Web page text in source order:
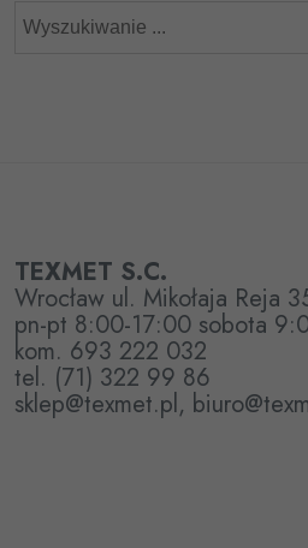
TEXMET S.C.
Wrocław ul. Mikołaja Reja
pn-pt 8:00-17:00 sobota
kom. 693 222 032
tel. (71) 322 99 86
sklep@texmet.pl,